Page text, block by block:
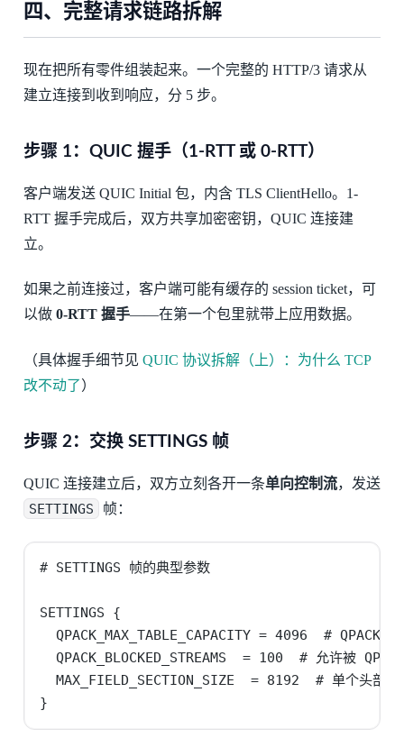
四、完整请求链路拆解
现在把所有零件组装起来。一个完整的 HTTP/3 请求从
建立连接到收到响应，分 5 步。
步骤 1：QUIC 握手（1-RTT 或 0-RTT）
客户端发送 QUIC Initial 包，内含 TLS ClientHello。1-
RTT 握手完成后，双方共享加密密钥，QUIC 连接建
立。
如果之前连接过，客户端可能有缓存的 session ticket，可
以做 0-RTT 握手——在第一个包里就带上应用数据。
（具体握手细节见 QUIC 协议拆解（上）：为什么 TCP
改不动了）
步骤 2：交换 SETTINGS 帧
QUIC 连接建立后，双方立刻各开一条单向控制流，发送
SETTINGS 帧：
# SETTINGS 帧的典型参数
SETTINGS {
QPACK_MAX_TABLE_CAPACITY = 4096  # QPACK 动
QPACK_BLOCKED_STREAMS  = 100  # 允许被 QPACK
MAX_FIELD_SECTION_SIZE  = 8192  # 单个头部块
}